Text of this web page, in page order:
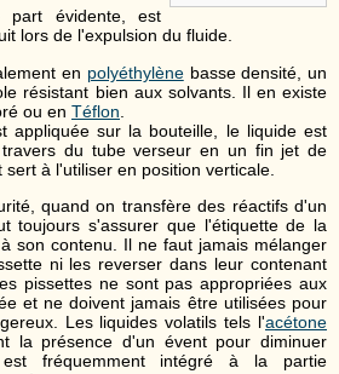
part évidente, est
lors de l'expulsion du fluide.
en polyéthylènebasse densité, un
résistant bien aux solvants. Il en existe
ou en Téflon
appliquée sur la bouteille, le liquide est
du tube verseur en un fin jet de
à l'utiliser en position verticale.
quand on transfère des réactifs d'un
toujours s'assurer que l'étiquette de la
son contenu. Il ne faut jamais mélanger
ni les reverser dans leur contenant
pissettes ne sont pas appropriées aux
et ne doivent jamais être utilisées pour
Les liquides volatils tels l'acétone
la présence d'un évent pour diminuer
fréquemment intégré à la partie